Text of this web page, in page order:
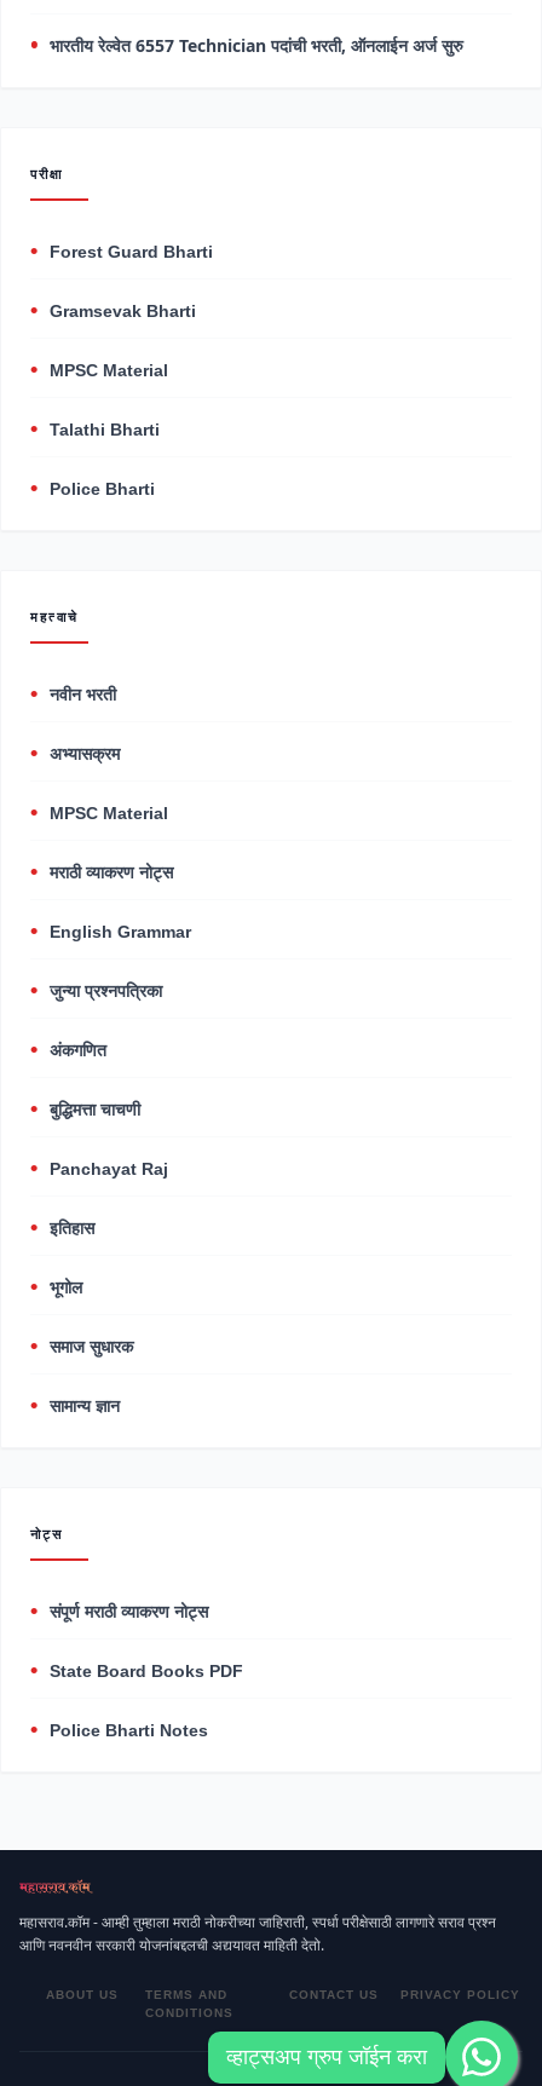
भारतीय रेल्वेत 6557 Technician पदांची भरती, ऑनलाईन अर्ज सुरु
परीक्षा
Forest Guard Bharti
Gramsevak Bharti
MPSC Material
Talathi Bharti
Police Bharti
महत्वाचे
नवीन भरती
अभ्यासक्रम
MPSC Material
मराठी व्याकरण नोट्स
English Grammar
जुन्या प्रश्नपत्रिका
अंकगणित
बुद्धिमत्ता चाचणी
Panchayat Raj
इतिहास
भूगोल
समाज सुधारक
सामान्य ज्ञान
नोट्स
संपूर्ण मराठी व्याकरण नोट्स
State Board Books PDF
Police Bharti Notes
महासराव.कॉम - आम्ही तुम्हाला मराठी नोकरीच्या जाहिराती, स्पर्धा परीक्षेसाठी लागणारे सराव प्रश्न
आणि नवनवीन सरकारी योजनांबद्दलची अद्ययावत माहिती देतो.
ABOUT US
TERMS AND
CONDITIONS
CONTACT US PRIVACY POLICY
व्हाट्सअप ग्रुप जॉईन करा